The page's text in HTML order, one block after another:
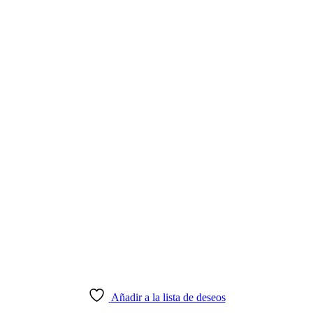
Añadir a la lista de deseos